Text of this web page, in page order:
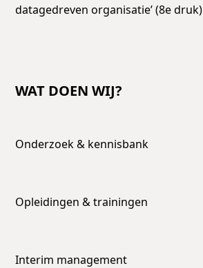
datagedreven organisatie’ (8e druk)
WAT DOEN WIJ?
Onderzoek & kennisbank
Opleidingen & trainingen
Interim management